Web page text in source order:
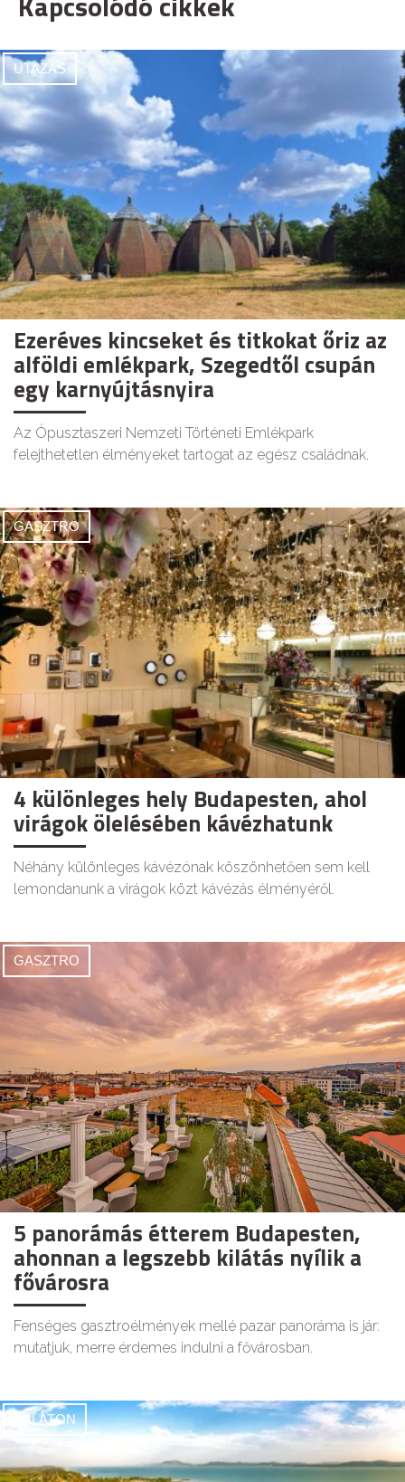
UTAZÁS
Ezeréves kincseket és titkokat őriz az
alföldi emlékpark, Szegedtől csupán
egy karnyújtásnyira
Az Ópusztaszeri Nemzeti Történeti Emlékpark
felejthetetlen élményeket tartogat az egész családnak.
GASZTRO
4 különleges hely Budapesten, ahol
virágok ölelésében kávézhatunk
Néhány különleges kávézónak köszönhetően sem kell
lemondanunk a virágok közt kávézás élményéről.
GASZTRO
5 panorámás étterem Budapesten,
ahonnan a legszebb kilátás nyílik a
fővárosra
Fenséges gasztroélmények mellé pazar panoráma is jár:
mutatjuk, merre érdemes indulni a fővárosban.
BALATON